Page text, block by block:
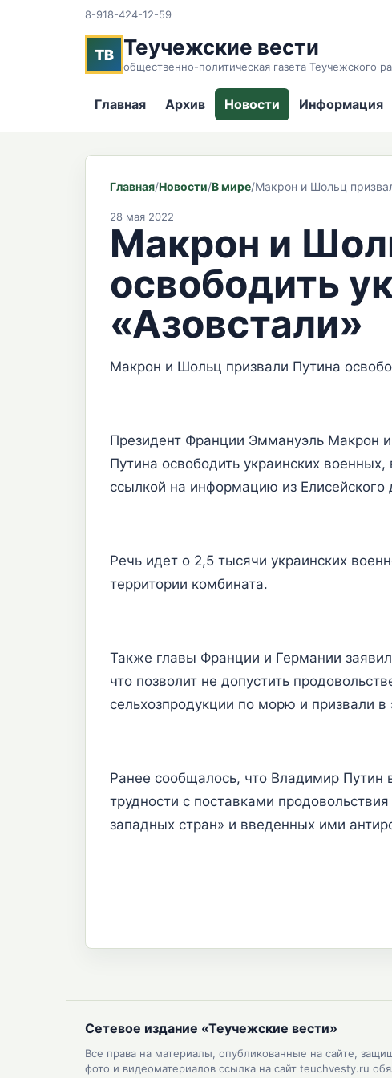
8-918-424-12-59
ТВ Теучежские вести
общественно-политическая газета Теучежского
Главная Архив Новости Информация
Главная/Новости/В мире/Макрон и Шольц
28 мая 2022
Макрон и
освободить
«Азовстали»
Макрон и Шольц призвали Путина
Президент Франции Эммануэль Макрон
Путина освободить украинских
ссылкой на информацию из Елисейского
Речь идет о 2,5 тысячи украинских
территории комбината.
Также главы Франции и Германии
что позволит не допустить
сельхозпродукции по морю и призвали
Ранее сообщалось, что Владимир
трудности с поставками
западных стран» и введенных ими
Сетевое издание «Теучежские вести»
Все права на материалы, опубликованные на сайте,
фото и видеоматериалов ссылка на сайт teuchvesty.ru